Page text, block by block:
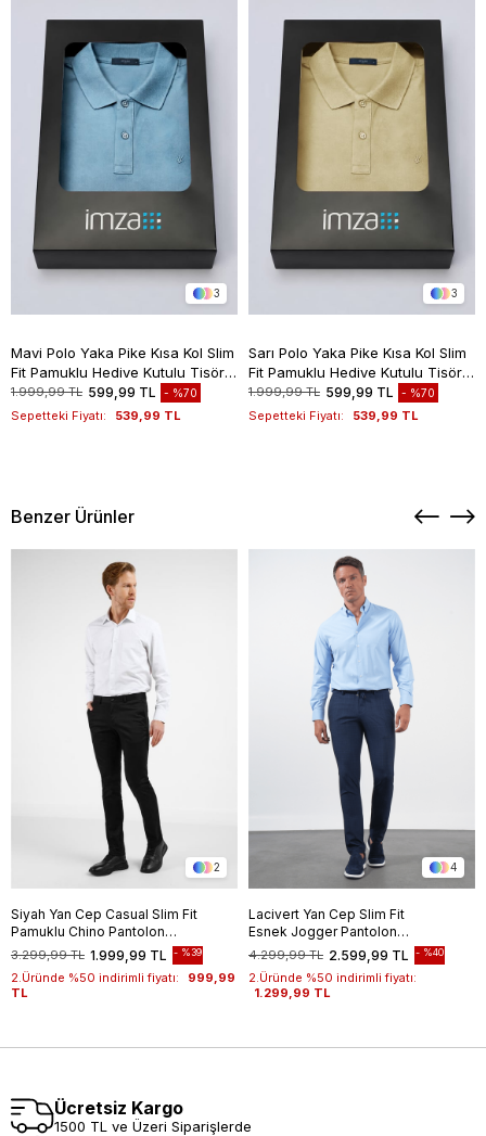
3
Mavi Polo Yaka Pike Kısa Kol Slim
Fit Pamuklu Hediye Kutulu Tişört
1011260169
1.999,99 TL 599,99 TL %70
Sepetteki Fiyatı: 539,99 TL
3
Sarı Polo Yaka Pike Kısa Kol Slim
Fit Pamuklu Hediye Kutulu Tişört
1011260169
1.999,99 TL 599,99 TL %70
Sepetteki Fiyatı: 539,99 TL
Benzer Ürünler
2
Siyah Yan Cep Casual Slim Fit
Pamuklu Chino Pantolon
1003255172 1.999,99 TL
3.299,99 TL %39
2.Üründe %50 indirimli fiyatı:
999,99
TL
4
Lacivert Yan Cep Slim Fit
Esnek Jogger Pantolon
1003260179
2.599,99 TL
4.299,99 TL %40
2.Üründe %50 indirimli fiyatı:
1.299,99 TL
Ücretsiz Kargo
1500 TL ve Üzeri Siparişlerde